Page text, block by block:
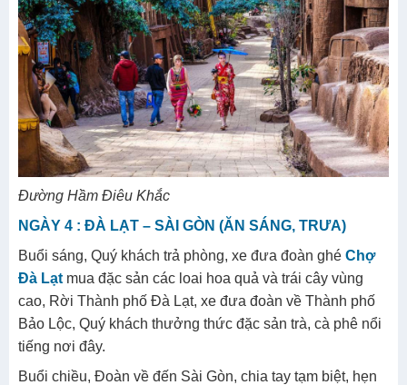
Đường Hầm Điêu Khắc
NGÀY 4 : ĐÀ LẠT – SÀI GÒN (ĂN SÁNG, TRƯA)
Buổi sáng, Quý khách trả phòng, xe đưa đoàn ghé Chợ
Đà Lạt mua đặc sản các loai hoa quả và trái cây vùng
cao, Rời Thành phố Đà Lạt, xe đưa đoàn về Thành phố
Bảo Lộc, Quý khách thưởng thức đặc sản trà, cà phê nổi
tiếng nơi đây.
Buổi chiều, Đoàn về đến Sài Gòn, chia tay tạm biệt, hẹn